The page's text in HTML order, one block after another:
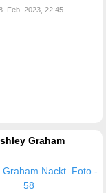
Feb. 2023, 22:45
Graham